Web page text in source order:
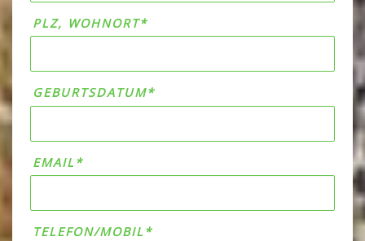
PLZ, WOHNORT*
GEBURTSDATUM*
EMAIL*
TELEFON/MOBIL*